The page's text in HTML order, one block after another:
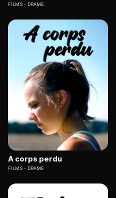
FILMS DRAME
A corps perdu
FILMS DRAME